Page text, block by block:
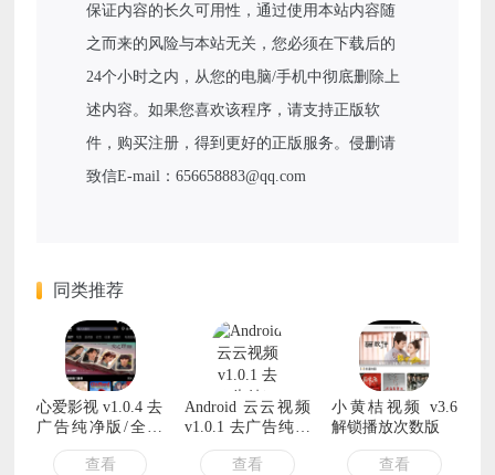
保证内容的长久可用性，通过使用本站内容随
之而来的风险与本站无关，您必须在下载后的
24个小时之内，从您的电脑/手机中彻底删除上
述内容。如果您喜欢该程序，请支持正版软
件，购买注册，得到更好的正版服务。侵删请
致信E-mail：656658883@qq.com
同类推荐
心爱影视 v1.0.4 去
广告纯净版/全部
是蓝光线路
查看
Android 云云视频
v1.0.1 去广告纯净
查看
小黄桔视频 v3.6
解锁播放次数版
查看